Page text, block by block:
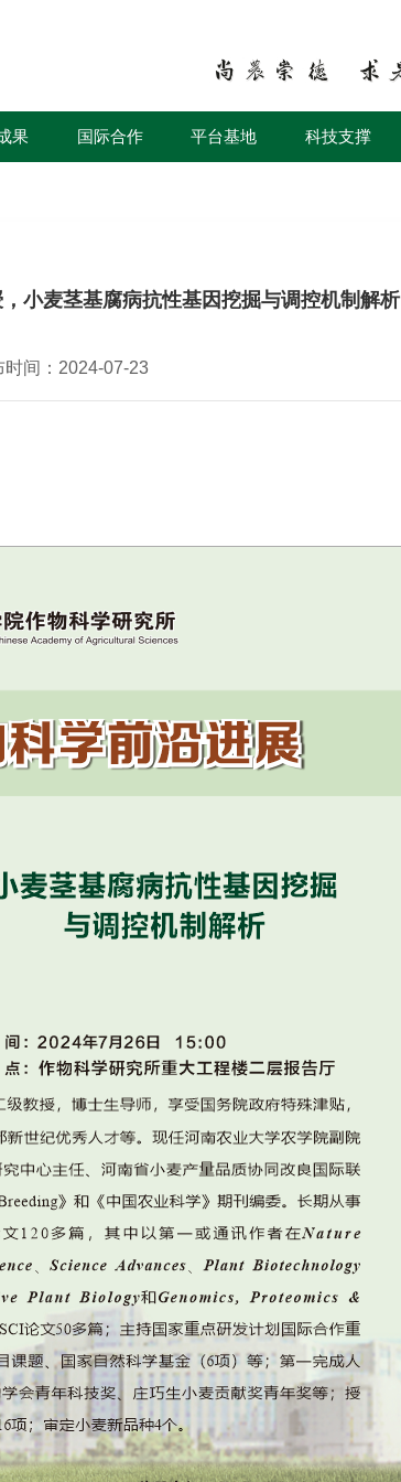
果 国际合作 平台基地 科技支撑
小麦茎基腐病抗性基因挖掘与调控机制解析
时间：2024-07-23